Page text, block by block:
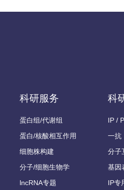
科研服务
蛋白组/代谢组
蛋白/核酸相互作用
细胞株构建
分子/细胞生物学
lncRNA专题
科
IP /
一抗
分子
基因
IP专